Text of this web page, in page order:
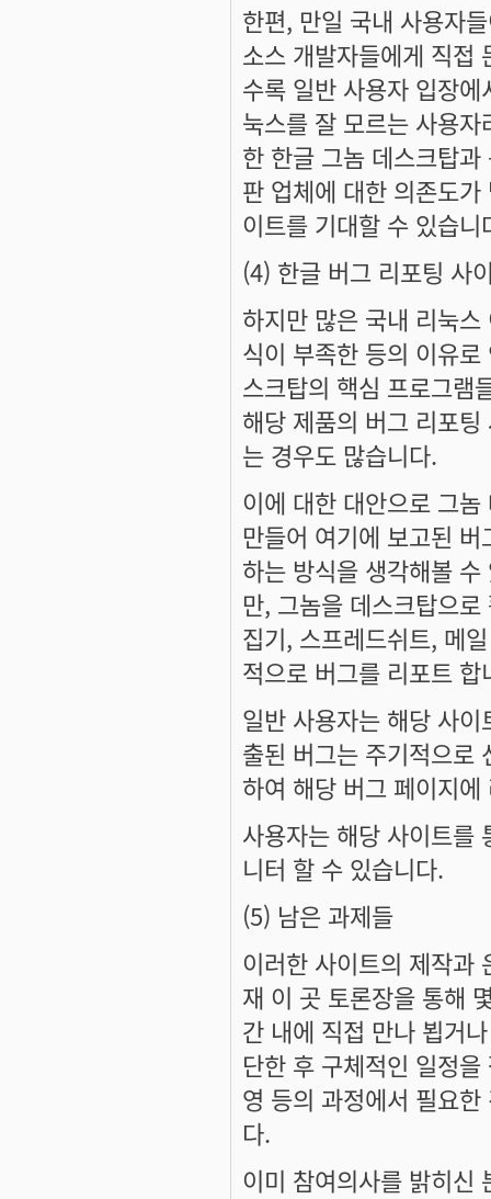
한편, 만일 국내 사용자
소스 개발자들에게 직접
수록 일반 사용자 입장
눅스를 잘 모르는 사용
한 한글 그놈 데스크탑
판 업체에 대한 의존도
이트를 기대할 수 있습니
(4) 한글 버그 리포팅 사
하지만 많은 국내 리눅
식이 부족한 등의 이유
스크탑의 핵심 프로그램
해당 제품의 버그 리포
는 경우도 많습니다.
이에 대한 대안으로 그
만들어 여기에 보고된
하는 방식을 생각해볼
만, 그놈을 데스크탑으
집기, 스프레드쉬트, 메
적으로 버그를 리포트 합
일반 사용자는 해당 사
출된 버그는 주기적으로
하여 해당 버그 페이지
사용자는 해당 사이트를
니터 할 수 있습니다.
(5) 남은 과제들
이러한 사이트의 제작과
재 이 곳 토론장을 통해
간 내에 직접 만나 뵙거
단한 후 구체적인 일정
영 등의 과정에서 필요
다.
이미 참여의사를 밝히신